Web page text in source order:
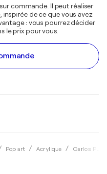
Pop art Acrylique Carlos Pun
commande. Il peut réaliser
de ce que vous avez
: vous pourrez décider
le prix pour vous.